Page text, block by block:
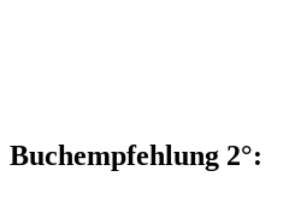
Buchempfehlung 2°: